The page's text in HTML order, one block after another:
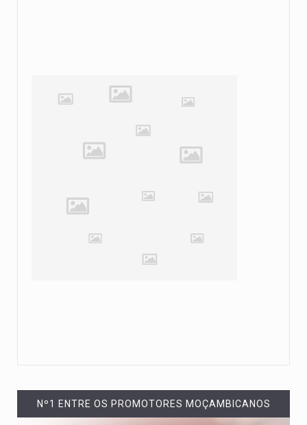
Nº1 ENTRE OS PROMOTORES MOÇAMBICANOS